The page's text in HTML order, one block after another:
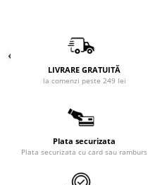
LIVRARE GRATUITĂ
la comenzi peste 249 lei
Plata securizata
Plata securizata cu card sau ramburs